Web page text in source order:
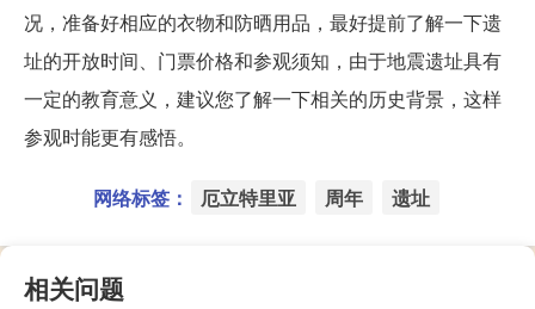
况，准备好相应的衣物和防晒用品，最好提前了解一下遗
址的开放时间、门票价格和参观须知，由于地震遗址具有
一定的教育意义，建议您了解一下相关的历史背景，这样
参观时能更有感悟。
网络标签： 厄立特里亚 周年 遗址
相关问题